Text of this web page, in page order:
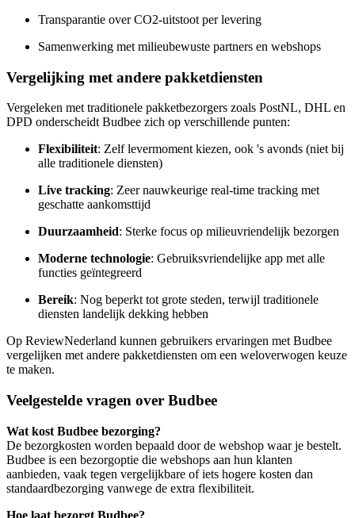
Transparantie over CO2-uitstoot per levering
Samenwerking met milieubewuste partners en webshops
Vergelijking met andere pakketdiensten
Vergeleken met traditionele pakketbezorgers zoals PostNL, DHL en
DPD onderscheidt Budbee zich op verschillende punten:
Flexibiliteit: Zelf levermoment kiezen, ook 's avonds (niet bij
alle traditionele diensten)
Live tracking: Zeer nauwkeurige real-time tracking met
geschatte aankomsttijd
Duurzaamheid: Sterke focus op milieuvriendelijk bezorgen
Moderne technologie: Gebruiksvriendelijke app met alle
functies geïntegreerd
Bereik: Nog beperkt tot grote steden, terwijl traditionele
diensten landelijk dekking hebben
Op ReviewNederland kunnen gebruikers ervaringen met Budbee
vergelijken met andere pakketdiensten om een weloverwogen keuze
te maken.
Veelgestelde vragen over Budbee
Wat kost Budbee bezorging?
De bezorgkosten worden bepaald door de webshop waar je bestelt.
Budbee is een bezorgoptie die webshops aan hun klanten
aanbieden, vaak tegen vergelijkbare of iets hogere kosten dan
standaardbezorging vanwege de extra flexibiliteit.
Hoe laat bezorgt Budbee?